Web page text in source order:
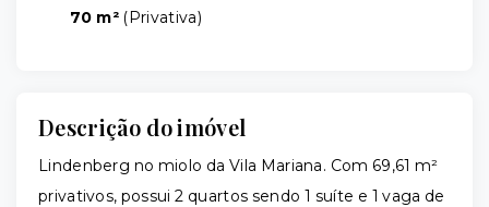
70 m² (Privativa)
Descrição do imóvel
Lindenberg no miolo da Vila Mariana. Com 69,61 m²
privativos, possui 2 quartos sendo 1 suíte e 1 vaga de